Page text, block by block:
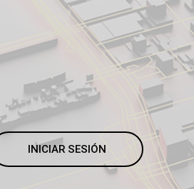
INICIAR SESIÓN